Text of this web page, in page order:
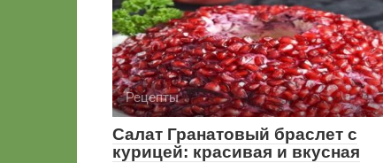
Рецепты
Салат Гранатовый браслет с
курицей: красивая и вкусная